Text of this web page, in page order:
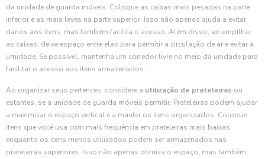
da unidade de guarda móveis. Coloque as caixas mais pesadas na parte
inferior e as mais leves na parte superior. Isso não apenas ajuda a evitar
danos aos itens, mas também facilita o acesso. Além disso, ao empilhar
as caixas, deixe espaço entre elas para permitir a circulação de ar e evitar a
umidade. Se possível, mantenha um corredor livre no meio da unidade para
facilitar o acesso aos itens armazenados.
Ao organizar seus pertences, considere a utilização de prateleiras ou
estantes, se a unidade de guarda móveis permitir. Prateleiras podem ajudar
a maximizar o espaço vertical e a manter os itens organizados. Coloque
itens que você usa com mais frequência em prateleiras mais baixas,
enquanto os itens menos utilizados podem ser armazenados nas
prateleiras superiores. Isso não apenas otimiza o espaço, mas também